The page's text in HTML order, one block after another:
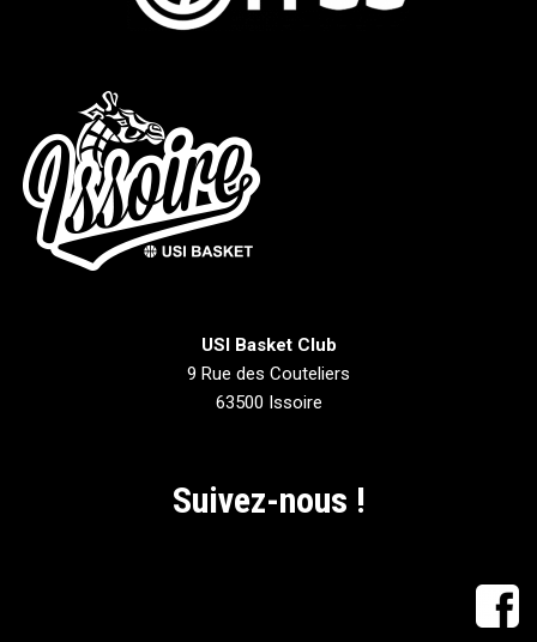
USI Basket Club
9 Rue des Couteliers
63500 Issoire
Suivez-nous !